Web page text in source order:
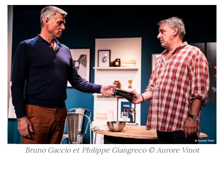
Bruno Gaccio et Philippe Giangreco © Aurore Vinot